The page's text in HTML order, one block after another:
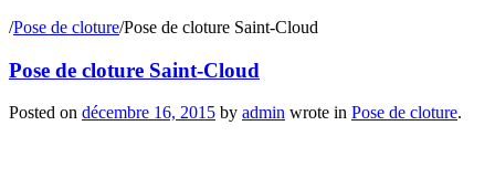
/Pose de cloture/Pose de cloture Saint-Cloud
Pose de cloture Saint-Cloud
Posted on décembre 16, 2015 by admin wrote in Pose de cloture.